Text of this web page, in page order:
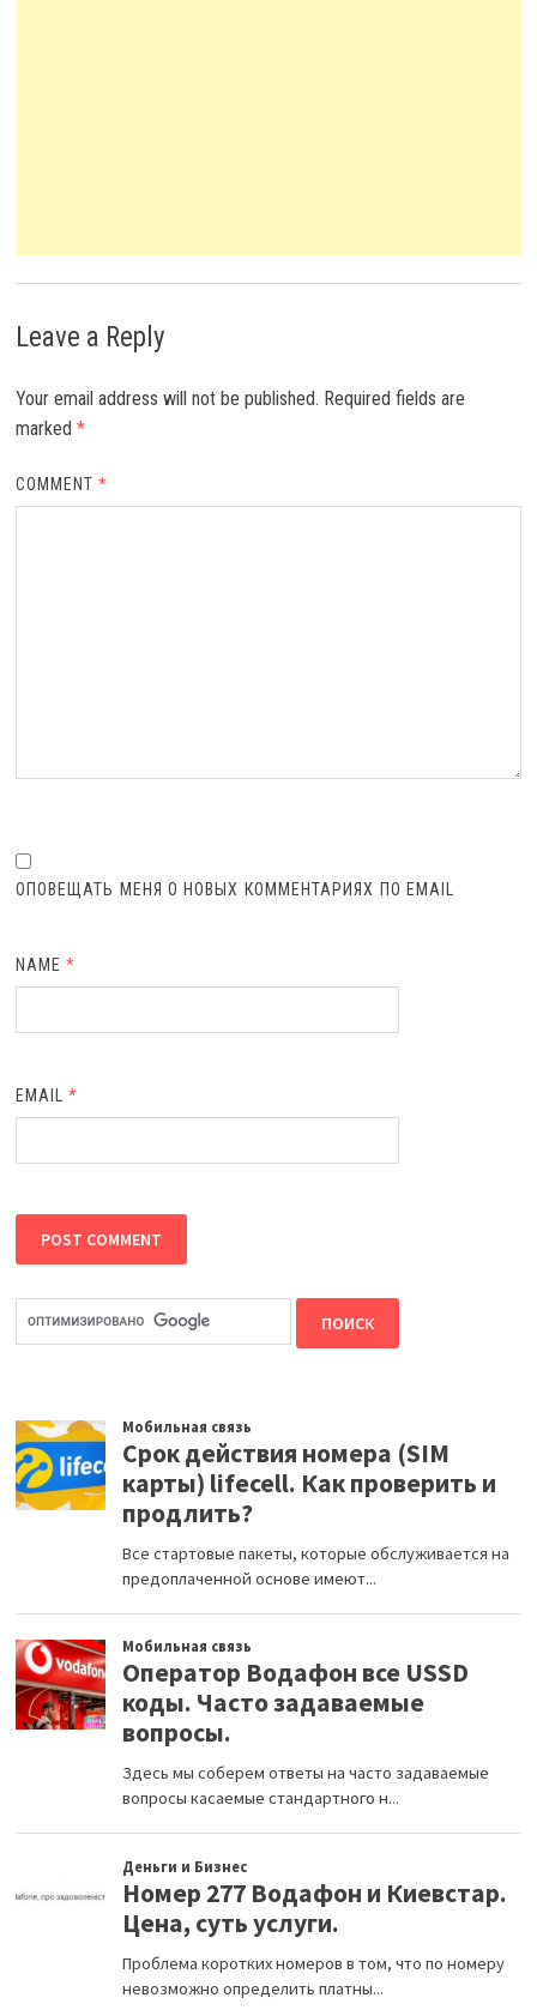
Leave a Reply
Your email address will not be published. Required fields are
marked *
COMMENT*
ОПОВЕЩАТЬ МЕНЯ О НОВЫХ КОММЕНТАРИЯХ ПО EMAIL
NAME*
EMAIL*